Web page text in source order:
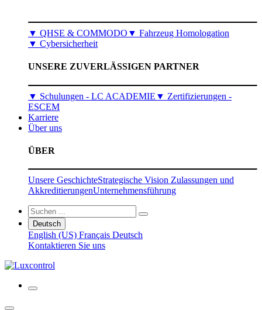
▼ QHSE & COMMODO ▼ Fahrzeug Homologation
▼ Cybersicherheit
UNSERE ZUVERLÄSSIGEN PARTNER
▼ Schulungen - LC ACADEMIE ▼ Zertifizierungen -
ESCEM
Karriere
Über uns
ÜBER
Unsere GeschichteStrategische Vision Zulassungen und
AkkreditierungenUnternehmensführung
Deutsch
English (US) Français Deutsch
Kontaktieren Sie uns